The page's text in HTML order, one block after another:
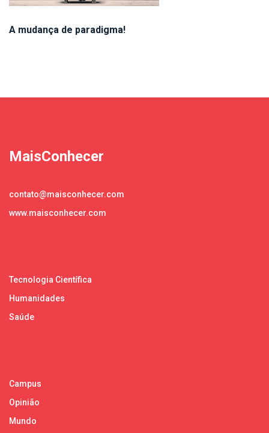
A mudança de paradigma!
MaisConhecer
contato@maisconhecer.com
www.maisconhecer.com
Tecnologia Científica
Humanidades
Saúde
Campus
Opinião
Mundo